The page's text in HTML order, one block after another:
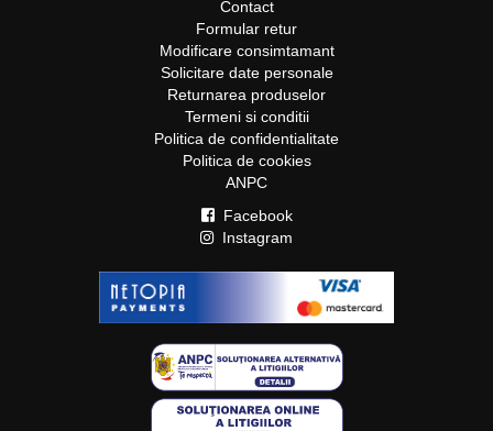
Contact
Formular retur
Modificare consimtamant
Solicitare date personale
Returnarea produselor
Termeni si conditii
Politica de confidentialitate
Politica de cookies
ANPC
Facebook
Instagram